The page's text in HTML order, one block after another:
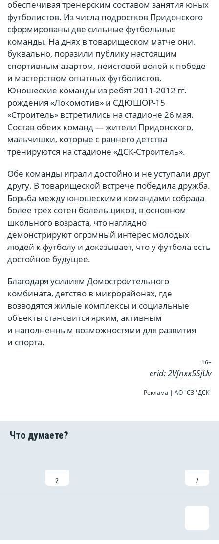
обеспечивая тренерским составом занятия юных
футболистов. Из числа подростков Придонского
сформированы две сильные футбольные
команды. На днях в товарищеском матче они,
буквально, поразили публику настоящим
спортивным азартом, неистовой волей к победе
и мастерством опытных футболистов.
Юношеские команды из ребят 2011-2012 гг.
рождения «Локомотив» и СДЮШОР-15
«Строитель» встретились на стадионе 26 мая.
Состав обеих команд — жители Придонского,
мальчишки, которые с раннего детства
тренируются на стадионе «ДСК-Строитель».
Обе команды играли достойно и не уступали друг
другу. В товарищеской встрече победила дружба.
Борьба между юношескими командами собрала
более трех сотен болельщиков, в основном
школьного возраста, что наглядно
демонстрируют огромный интерес молодых
людей к футболу и доказывает, что у футбола есть
достойное будущее.
Благодаря усилиям Домостроительного
комбината, детство в микрорайонах, где
возводятся жилые комплексы и социальные
объекты становится ярким, активным
и наполненным возможностями для развития
и спорта.
16+
erid: 2Vfnxx5SjUv
Реклама | АО "СЗ "ДСК"
2 7